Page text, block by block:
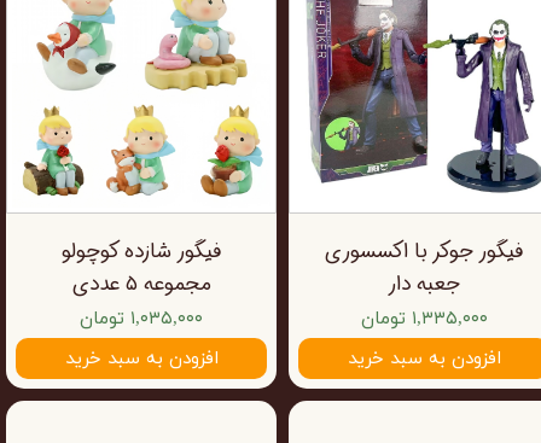
فیگور جوکر با اکسسوری
جعبه دار
۱,۳۳۵,۰۰۰ تومان
افزودن به سبد خرید
فیگور شازده کوچولو
مجموعه ۵ عددی
۱,۰۳۵,۰۰۰ تومان
افزودن به سبد خرید